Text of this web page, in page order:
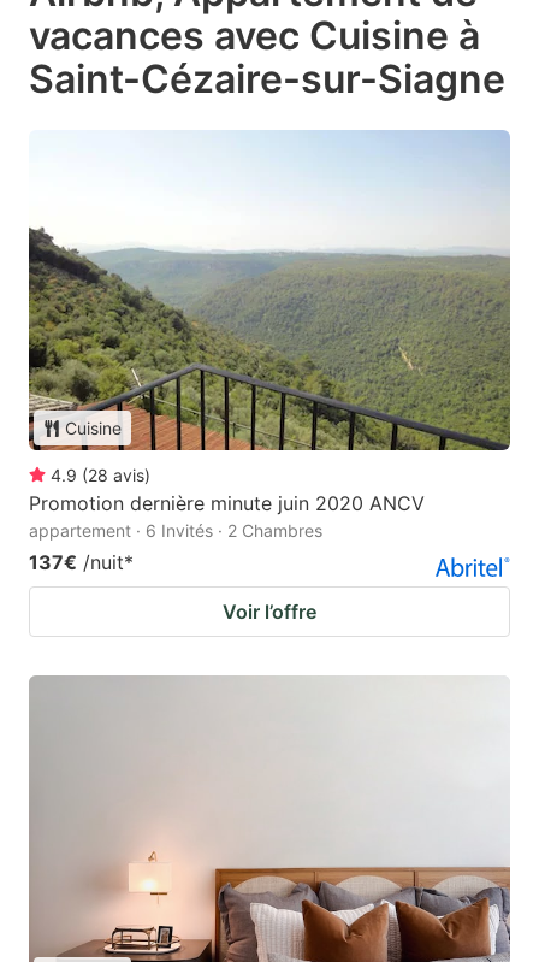
vacances avec Cuisine à
Saint-Cézaire-sur-Siagne
Cuisine
4.9 (28 avis)
Promotion dernière minute juin 2020 ANCV
appartement · 6 Invités · 2 Chambres
137€ /nuit*
Voir l’offre